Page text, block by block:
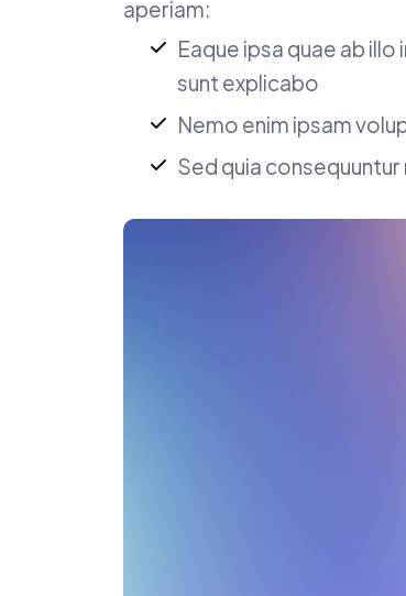
aperiam:
Eaque ipsa quae ab
sunt explicabo
Nemo enim ipsam
Sed quia